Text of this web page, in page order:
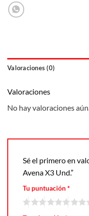
Valoraciones (0)
Valoraciones
No hay valoraciones
Sé el primero en
Avena X3 Und.”
Tu puntuación*